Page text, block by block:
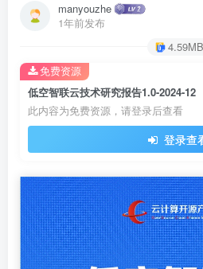
manyouzhe
1年前发布
4.59MB
低空智联云技术研究报告1.0-2024-12
此内容为免费资源，请登录后查看
登录查
免费资源